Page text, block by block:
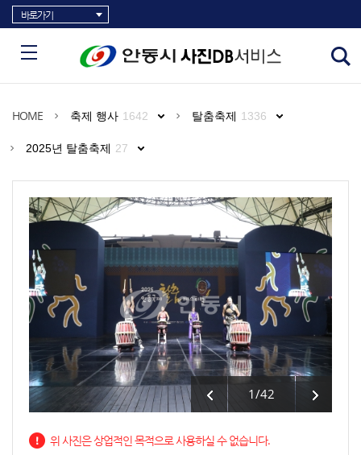
바로가기
HOME 축제 행사 1642 탈춤축제 1336
2025년 탈춤축제 27
1/42
위 사진은 상업적인 목적으로 사용하실 수 없습니다.